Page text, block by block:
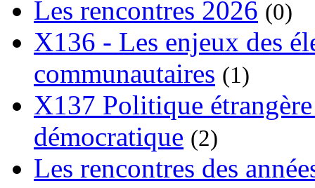
Les rencontres 2026 (0)
X136 - Les enjeux des
communautaires (1)
X137 Politique
démocratique (2)
Les rencontres des